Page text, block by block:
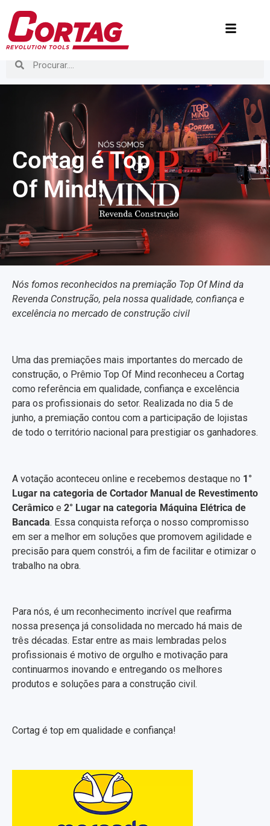
Cortag é Top
Of Mind!
Nós fomos reconhecidos na premiação Top Of Mind da
Revenda Construção, pela nossa qualidade, confiança e
excelência no mercado de construção civil
Uma das premiações mais importantes do mercado de
construção, o Prêmio Top Of Mind reconheceu a Cortag
como referência em qualidade, confiança e excelência
para os profissionais do setor. Realizada no dia 5 de
junho, a premiação contou com a participação de lojistas
de todo o território nacional para prestigiar os ganhadores.
A votação aconteceu online e recebemos destaque no 1°
Lugar na categoria de Cortador Manual de Revestimento
Cerâmico e 2° Lugar na categoria Máquina Elétrica de
Bancada. Essa conquista reforça o nosso compromisso
em ser a melhor em soluções que promovem agilidade e
precisão para quem constrói, a fim de facilitar e otimizar o
trabalho na obra.
Para nós, é um reconhecimento incrível que reafirma
nossa presença já consolidada no mercado há mais de
três décadas. Estar entre as mais lembradas pelos
profissionais é motivo de orgulho e motivação para
continuarmos inovando e entregando os melhores
produtos e soluções para a construção civil.
Cortag é top em qualidade e confiança!